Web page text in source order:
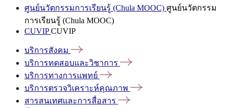
ศูนย์นวัตกรรมการเรียนรู้ (Chula MOOC) ศูนย์นวัตกรรม
การเรียนรู้ (Chula MOOC)
CUVIPCUVIP
บริการสังคม
บริการทดสอบและวิชาการ
บริการทางการแพทย์
บริการตรวจวิเคราะห์คุณภาพ
สารสนเทศและการสื่อสาร